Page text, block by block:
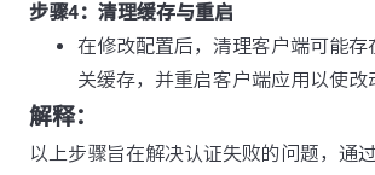
步骤4：清理缓存与重启
在修改配置后，清理客户端可能存
关缓存，并重启客户端应用以使改
解释：
以上步骤旨在解决认证失败的问题，通